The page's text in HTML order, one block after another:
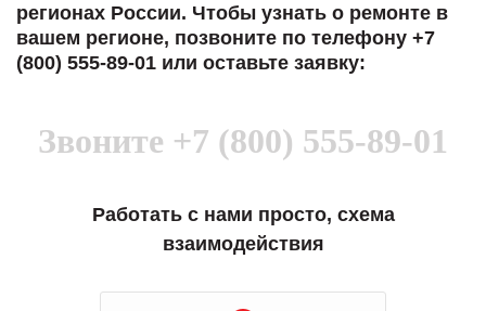
регионах России. Чтобы узнать о ремонте в
вашем регионе, позвоните по телефону +7
(800) 555-89-01 или оставьте заявку:
Звоните +7 (800) 555-89-01
Работать с нами просто, схема
взаимодействия